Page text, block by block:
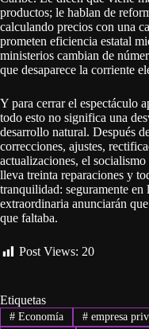
productos; le hablan de
calculando precios con una
prometen eficiencia estatal
ministerios cambian de
que desaparece la corriente
Y para cerrar el espectáculo
todo esto no significa una
desarrollo natural. Después
correcciones, ajustes,
actualizaciones, el
lleva treinta reparaciones y
tranquilidad: seguramente
extraordinaria anunciarán
que faltaba.
Post Views: 20
Etiquetas
#Economía #empresa